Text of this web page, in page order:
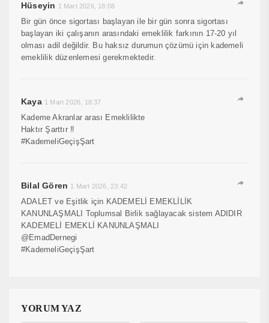
Hüseyin 1 Mart 2026, 18:08
Bir gün önce sigortası başlayan ile bir gün sonra sigortası
başlayan iki çalışanın arasındaki emeklilik farkının 17-20 yıl
olması adil değildir. Bu haksız durumun çözümü için kademeli
emeklilik düzenlemesi gerekmektedir.
Kaya 1 Mart 2026, 18:37
Kademe Akranlar arası Emeklilikte
Haktır Şarttır ‼️
#KademeliGeçişŞart
Bilal Gören 1 Mart 2026, 23:42
ADALET ve Eşitlik için KADEMELİ EMEKLİLİK
KANUNLAŞMALI Toplumsal Birlik sağlayacak sistem ADIDIR
KADEMELİ EMEKLİ KANUNLAŞMALI
@EmadDernegi
#KademeliGeçişŞart
YORUM YAZ